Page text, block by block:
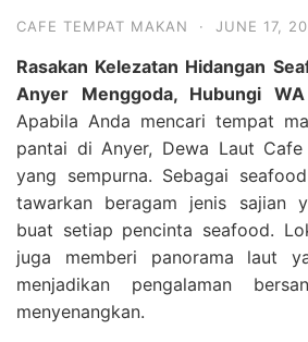
CAFE TEMPAT MAKAN · JUNE 17,
Rasakan Kelezatan Hidangan
Anyer Menggoda, Hubungi
Apabila Anda mencari tempat
pantai di Anyer, Dewa Laut
yang sempurna. Sebagai
tawarkan beragam jenis sajian
buat setiap pencinta seafood.
juga memberi panorama laut
menjadikan pengalaman
menyenangkan.